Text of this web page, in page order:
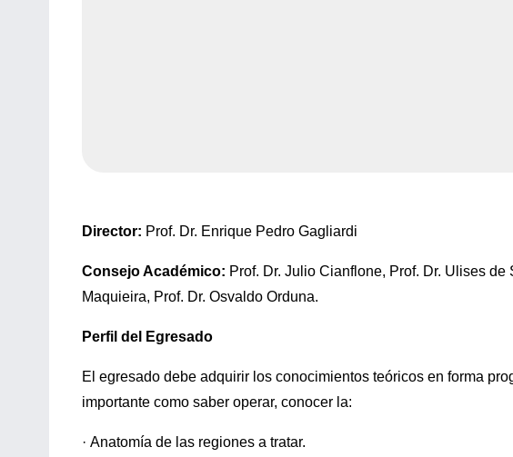
Director: Prof. Dr. Enrique Pedro Gagliardi
Consejo Académico: Prof. Dr. Julio Cianflone, Prof. Dr. Ulises
Maquieira, Prof. Dr. Osvaldo Orduna.
Perfil del Egresado
El egresado debe adquirir los conocimientos teóricos en forma
importante como saber operar, conocer la:
· Anatomía de las regiones a tratar.